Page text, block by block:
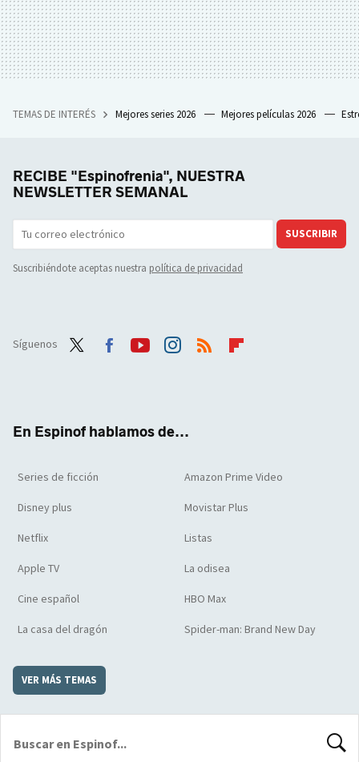
TEMAS DE INTERÉS Mejores series 2026 Mejores películas 2026
RECIBE "Espinofrenia", NUESTRA
NEWSLETTER SEMANAL
SUSCRIBIR
Suscribiéndote aceptas nuestra política de privacidad
Síguenos
En Espinof hablamos de...
Series de ficción Amazon Prime Video
Disney plus Movistar Plus
Netflix Listas
Apple TV La odisea
Cine español HBO Max
La casa del dragón Spider-man: Brand New Day
VER MÁS TEMAS